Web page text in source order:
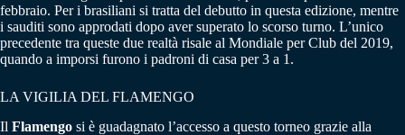
febbraio. Per i brasiliani si tratta del debutto in questa edizione, mentre
i sauditi sono approdati dopo aver superato lo scorso turno. L’unico
precedente tra queste due realtà risale al Mondiale per Club del 2019,
quando a imporsi furono i padroni di casa per 3 a 1.
LA VIGILIA DEL FLAMENGO
Il Flamengo si è guadagnato l’accesso a questo torneo grazie alla